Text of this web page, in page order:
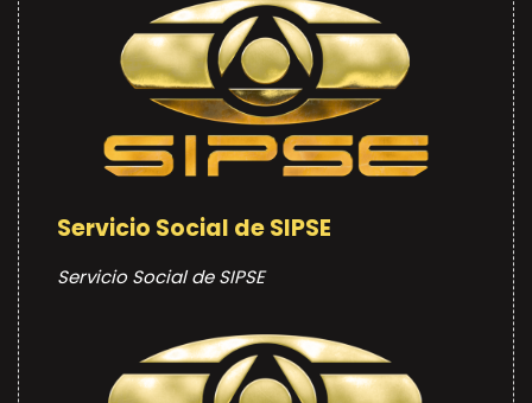
Servicio Social de SIPSE
Servicio Social de SIPSE